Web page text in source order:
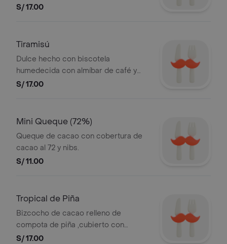
total: 100 g.
S/ 17.00
Tiramisú
Dulce hecho con biscotela
humedecida con almíbar de café y
vino y con una crema de queso y nata,
S/ 17.00
Mini Queque (72%)
Queque de cacao con cobertura de
cacao al 72 y nibs.
S/ 11.00
Tropical de Piña
Bizcocho de cacao relleno de
compota de piña ,cubierto con
mousse de chocolate blanco y
S/ 17.00